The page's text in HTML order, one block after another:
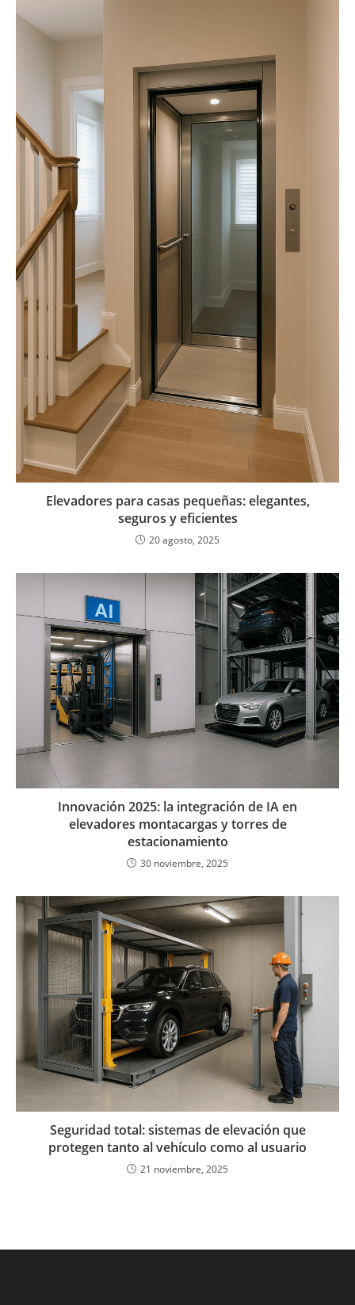
Elevadores para casas pequeñas: elegantes,
seguros y eficientes
20 agosto, 2025
Innovación 2025: la integración de IA en
elevadores montacargas y torres de
estacionamiento
30 noviembre, 2025
Seguridad total: sistemas de elevación que
protegen tanto al vehículo como al usuario
21 noviembre, 2025